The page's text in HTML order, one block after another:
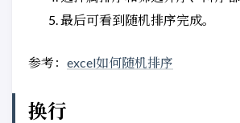
最后可看到随机排序完成。
参考： excel如何随机排序
换行